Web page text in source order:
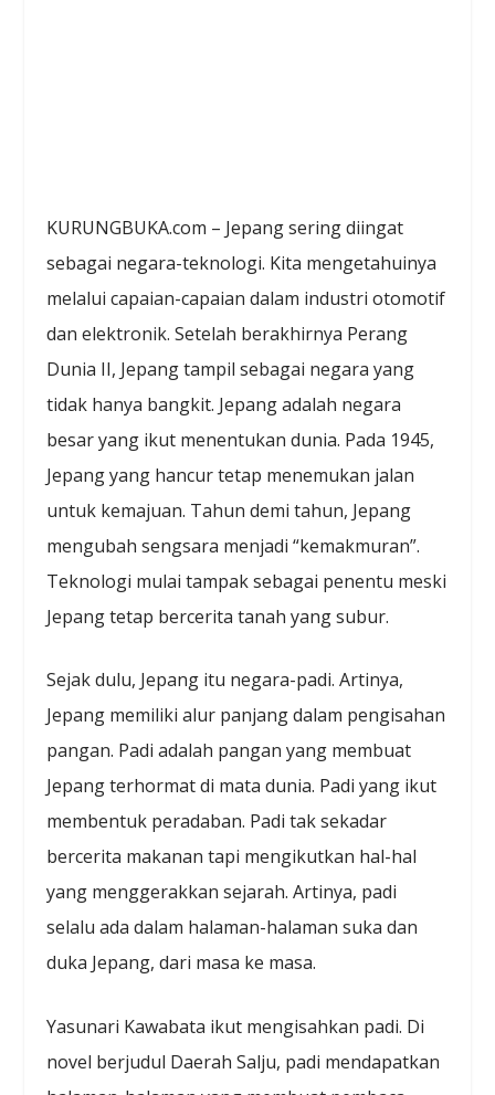
KURUNGBUKA.com – Jepang sering diingat
sebagai negara-teknologi. Kita mengetahuinya
melalui capaian-capaian dalam industri otomotif
dan elektronik. Setelah berakhirnya Perang
Dunia II, Jepang tampil sebagai negara yang
tidak hanya bangkit. Jepang adalah negara
besar yang ikut menentukan dunia. Pada 1945,
Jepang yang hancur tetap menemukan jalan
untuk kemajuan. Tahun demi tahun, Jepang
mengubah sengsara menjadi “kemakmuran”.
Teknologi mulai tampak sebagai penentu meski
Jepang tetap bercerita tanah yang subur.
Sejak dulu, Jepang itu negara-padi. Artinya,
Jepang memiliki alur panjang dalam pengisahan
pangan. Padi adalah pangan yang membuat
Jepang terhormat di mata dunia. Padi yang ikut
membentuk peradaban. Padi tak sekadar
bercerita makanan tapi mengikutkan hal-hal
yang menggerakkan sejarah. Artinya, padi
selalu ada dalam halaman-halaman suka dan
duka Jepang, dari masa ke masa.
Yasunari Kawabata ikut mengisahkan padi. Di
novel berjudul Daerah Salju, padi mendapatkan